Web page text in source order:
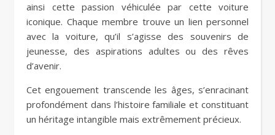
ainsi cette passion véhiculée par cette voiture
iconique. Chaque membre trouve un lien personnel
avec la voiture, qu’il s’agisse des souvenirs de
jeunesse, des aspirations adultes ou des rêves
d’avenir.
Cet engouement transcende les âges, s’enracinant
profondément dans l’histoire familiale et constituant
un héritage intangible mais extrêmement précieux.